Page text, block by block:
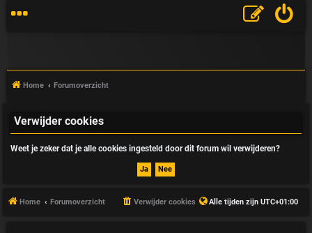
V
Home Forumoverzicht
Verwijder cookies
Weet je zeker dat je alle cookies ingesteld door dit forum wil verwijderen?
Home Forumoverzicht Alle tijden zijn UTC+01:00
Verwijder cookies